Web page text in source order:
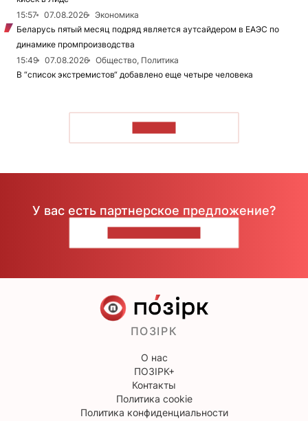
15:57
07.08.2026
Экономика
Беларусь пятый месяц подряд является аутсайдером в ЕАЭС по
динамике промпроизводства
15:49
07.08.2026
Общество, Политика
В “список экстремистов“ добавлено еще четыре человека
У вас есть партнерское предложение?
ПОЗІРК
О нас
ПОЗІРК+
Контакты
Политика cookie
Политика конфиденциальности